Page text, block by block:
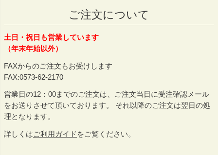
ご注文について
土日・祝日も営業しています
（年末年始以外）
FAXからのご注文もお受けします
FAX:0573-62-2170
営業日の12：00までのご注文は、ご注文当日に受注確認メール
をお送りさせて頂いております。 それ以降のご注文は翌日の処
理となります。
詳しくはご利用ガイド をご覧ください。